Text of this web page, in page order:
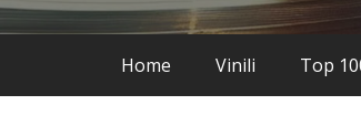
Home Vinili Top